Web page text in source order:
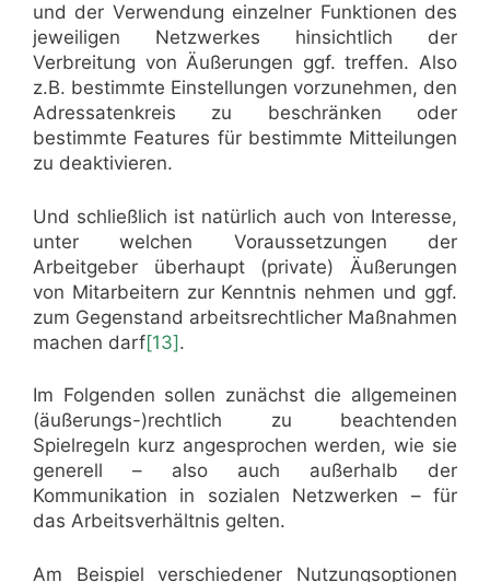
und der Verwendung einzelner Funktionen des
jeweiligen Netzwerkes hinsichtlich der
Verbreitung von Äußerungen ggf. treffen. Also
z.B. bestimmte Einstellungen vorzunehmen, den
Adressatenkreis zu beschränken oder
bestimmte Features für bestimmte Mitteilungen
zu deaktivieren.
Und schließlich ist natürlich auch von Interesse,
unter welchen Voraussetzungen der
Arbeitgeber überhaupt (private) Äußerungen
von Mitarbeitern zur Kenntnis nehmen und ggf.
zum Gegenstand arbeitsrechtlicher Maßnahmen
machen darf[13].
Im Folgenden sollen zunächst die allgemeinen
(äußerungs-)rechtlich zu beachtenden
Spielregeln kurz angesprochen werden, wie sie
generell – also auch außerhalb der
Kommunikation in sozialen Netzwerken – für
das Arbeitsverhältnis gelten.
Am Beispiel verschiedener Nutzungsoptionen